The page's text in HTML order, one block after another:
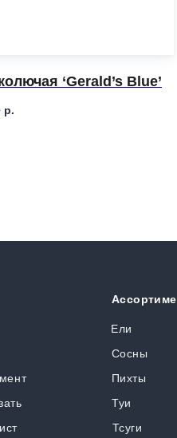
‘Gerald’s Blue’
р.
Ели
Сосны
Пихты
Туи
Тсуги